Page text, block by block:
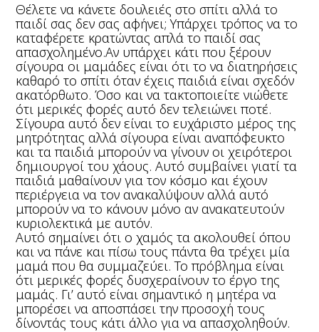
Θέλετε να κάνετε δουλειές στο σπίτι αλλά το
παιδί σας δεν σας αφήνει; Υπάρχει τρόπος να το
καταφέρετε κρατώντας απλά το παιδί σας
απασχολημένο.Αν υπάρχει κάτι που ξέρουν
σίγουρα οι μαμάδες είναι ότι το να διατηρήσεις
καθαρό το σπίτι όταν έχεις παιδιά είναι σχεδόν
ακατόρθωτο. Όσο και να τακτοποιείτε νιώθετε
ότι μερικές φορές αυτό δεν τελειώνει ποτέ.
Σίγουρα αυτό δεν είναι το ευχάριστο μέρος της
μητρότητας αλλά σίγουρα είναι αναπόφευκτο
και τα παιδιά μπορούν να γίνουν οι χειρότεροι
δημιουργοί του χάους. Αυτό συμβαίνει γιατί τα
παιδιά μαθαίνουν για τον κόσμο και έχουν
περιέργεια να τον ανακαλύψουν αλλά αυτό
μπορούν να το κάνουν μόνο αν ανακατευτούν
κυριολεκτικά με αυτόν.
Αυτό σημαίνει ότι ο χαμός τα ακολουθεί όπου
και να πάνε και πίσω τους πάντα θα τρέχει μία
μαμά που θα συμμαζεύει. Το πρόβλημα είναι
ότι μερικές φορές δυσχεραίνουν το έργο της
μαμάς. Γι’ αυτό είναι σημαντικό η μητέρα να
μπορέσει να αποσπάσει την προσοχή τους
δίνοντάς τους κάτι άλλο για να απασχοληθούν.